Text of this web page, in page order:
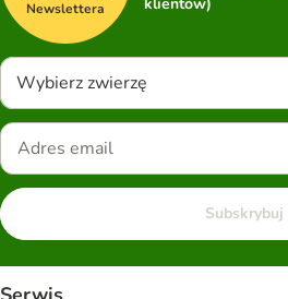
Newslettera
Wybierz zwierzę
Subskrybuj